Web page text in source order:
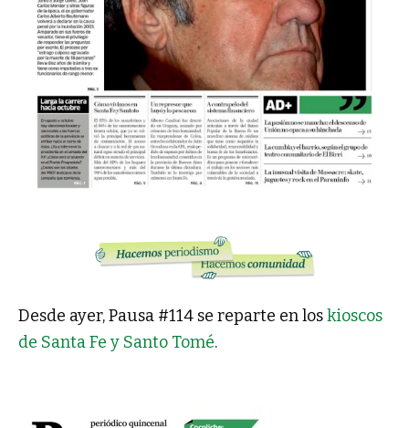
Desde ayer, Pausa #114 se reparte en loskioscos
de Santa Fe y Santo Tomé.